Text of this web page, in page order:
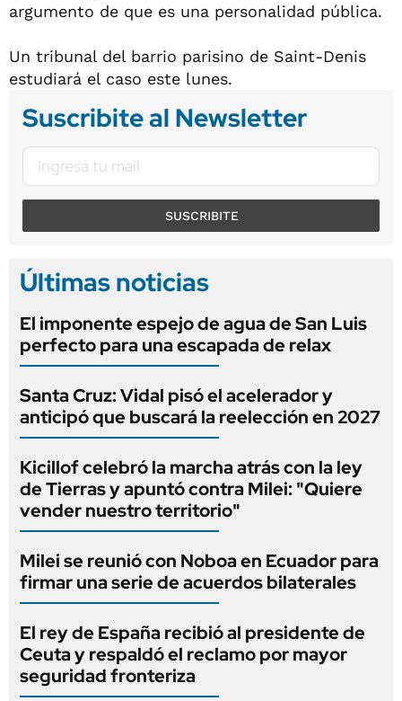
argumento de que es una personalidad pública.
Un tribunal del barrio parisino de Saint-Denis
estudiará el caso este lunes.
Suscribite al Newsletter
SUSCRIBITE
Últimas noticias
El imponente espejo de agua de San Luis
perfecto para una escapada de relax
Santa Cruz: Vidal pisó el acelerador y
anticipó que buscará la reelección en 2027
Kicillof celebró la marcha atrás con la ley
de Tierras y apuntó contra Milei: "Quiere
vender nuestro territorio"
Milei se reunió con Noboa en Ecuador para
firmar una serie de acuerdos bilaterales
El rey de España recibió al presidente de
Ceuta y respaldó el reclamo por mayor
seguridad fronteriza